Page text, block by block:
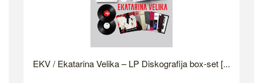
EKV / Ekatarina Velika – LP Diskografija box-set [...